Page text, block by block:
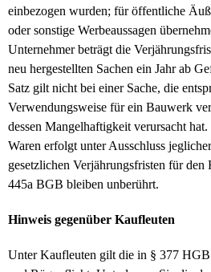
einbezogen wurden; für öffentliche
oder sonstige Werbeaussagen
Unternehmer beträgt die
neu hergestellten Sachen ein Jahr ab
Satz gilt nicht bei einer Sache, die
Verwendungsweise für ein Bauwerk
dessen Mangelhaftigkeit verursacht
Waren erfolgt unter Ausschluss
gesetzlichen Verjährungsfristen für
445a BGB bleiben unberührt.
Hinweis gegenüber Kaufleuten
Unter Kaufleuten gilt die in § 377 HGB